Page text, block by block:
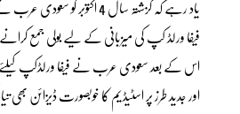
فیفا ورلڈ کپ کی میزبانی کے لیے بولی جمع
اس کے بعد سعودی عرب نے فیفا ورلڈکپ
اور جدید طرز پر اسٹیڈیم کا خوبصورت ڈیزائن بھی